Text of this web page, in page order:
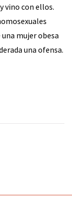
vino con ellos.
mujer obesa
una ofensa.